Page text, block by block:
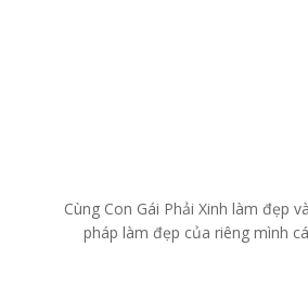
Cùng Con Gái Phải Xinh làm đẹp
pháp làm đẹp của riêng mình